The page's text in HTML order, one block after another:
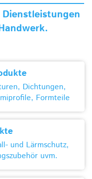
Dichtungen,
Formteile
und Lärmschutz,
uvm.